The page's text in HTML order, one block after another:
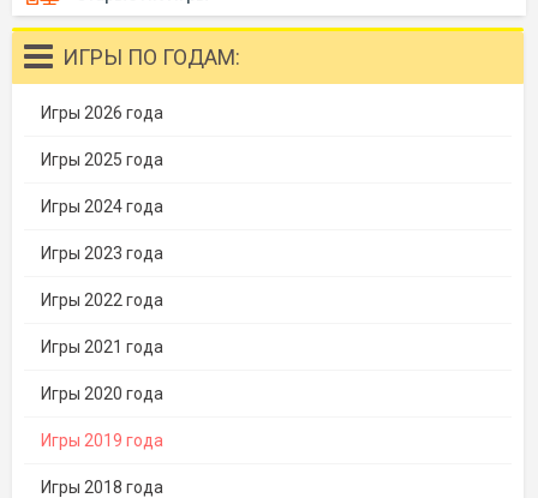
ИГРЫ ПО ГОДАМ:
Игры 2026 года
Игры 2025 года
Игры 2024 года
Игры 2023 года
Игры 2022 года
Игры 2021 года
Игры 2020 года
Игры 2019 года
Игры 2018 года